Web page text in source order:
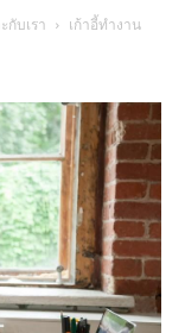
กับเรา เก้าอี้ทำงาน